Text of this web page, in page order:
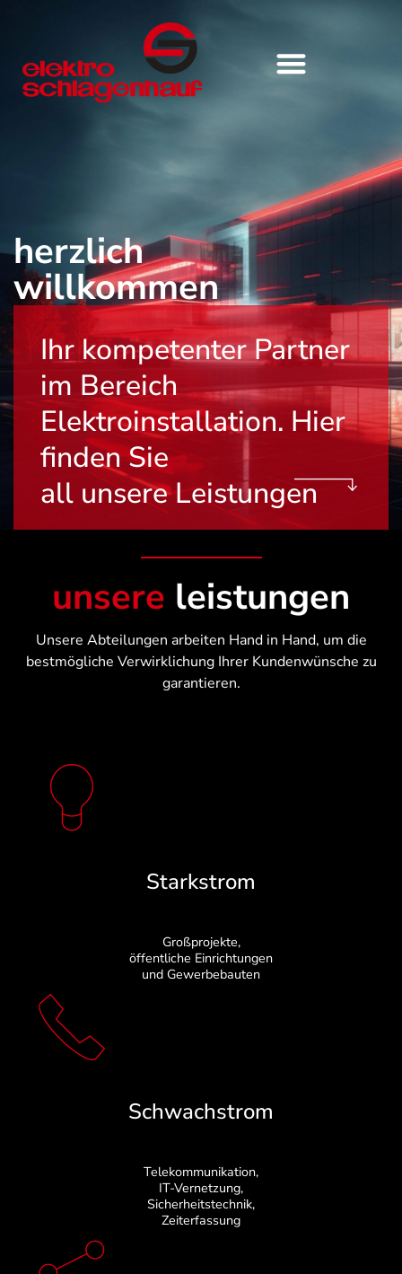
herzlich
willkommen
Ihr kompetenter Partner
im Bereich
Elektroinstallation. Hier
finden Sie
all unsere Leistungen
unsere leistungen
Unsere Abteilungen arbeiten Hand in Hand, um die
bestmögliche Verwirklichung Ihrer Kundenwünsche zu
garantieren.
Starkstrom
Großprojekte,
öffentliche Einrichtungen
und Gewerbebauten
Schwachstrom
Telekommunikation,
IT-Vernetzung,
Sicherheitstechnik,
Zeiterfassung